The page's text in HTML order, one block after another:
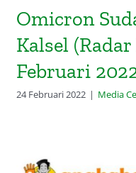
Omicron
Kalsel
Februari
24 Februari 2022 | Media